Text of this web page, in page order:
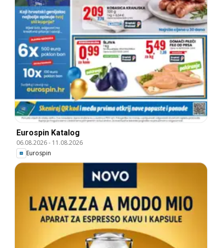
Eurospin Katalog
06.08.2026- 11.08.2026
Eurospin